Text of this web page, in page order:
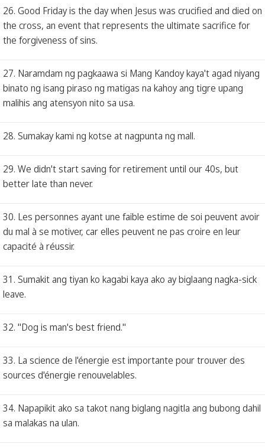
26. Good Friday is the day when Jesus was crucified and died on
the cross, an event that represents the ultimate sacrifice for
the forgiveness of sins.
27. Naramdam ng pagkaawa si Mang Kandoy kaya't agad niyang
binato ng isang piraso ng matigas na kahoy ang tigre upang
malihis ang atensyon nito sa usa.
28. Sumakay kami ng kotse at nagpunta ng mall.
29. We didn't start saving for retirement until our 40s, but
better late than never.
30. Les personnes ayant une faible estime de soi peuvent avoir
du mal à se motiver, car elles peuvent ne pas croire en leur
capacité à réussir.
31. Sumakit ang tiyan ko kagabi kaya ako ay biglaang nagka-sick
leave.
32. "Dog is man's best friend."
33. La science de l'énergie est importante pour trouver des
sources d'énergie renouvelables.
34. Napapikit ako sa takot nang biglang nagitla ang bubong dahil
sa malakas na ulan.